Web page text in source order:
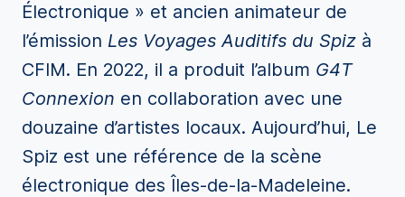
Électronique » et ancien animateur de
l’émission Les Voyages Auditifs du Spiz à
CFIM. En 2022, il a produit l’album G4T
Connexion en collaboration avec une
douzaine d’artistes locaux. Aujourd’hui, Le
Spiz est une référence de la scène
électronique des Îles-de-la-Madeleine.